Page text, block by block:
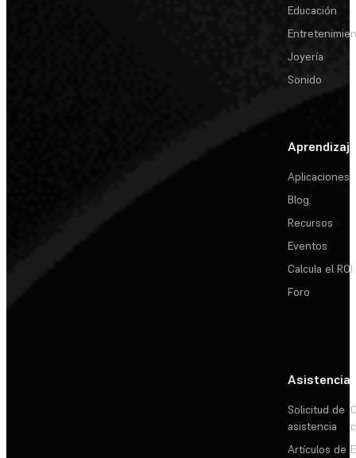
Educación
Joyería
Sonido
Aprendizaje
Aplicaciones
Blog
Recursos
Eventos
Calcula el ROI
Foro
Asistencia
Solicitud de
asistencia
Artículos de